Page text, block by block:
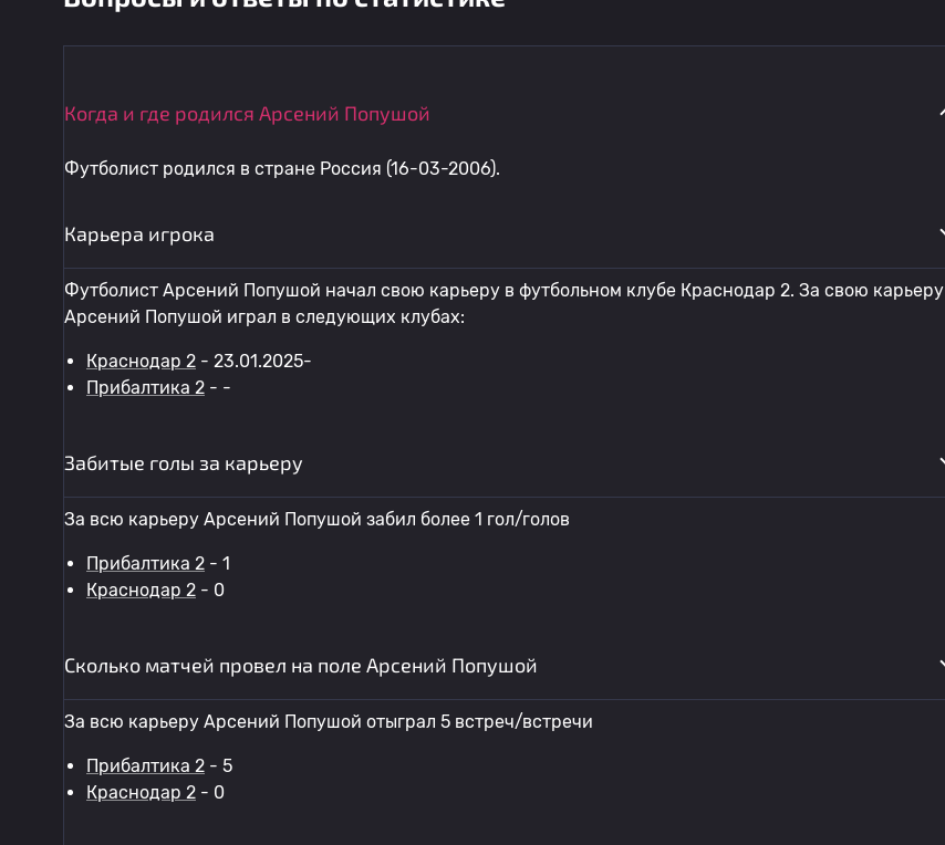
Когда и где родился Арсений Попушой
Футболист родился в стране Россия (16-03-2006).
Карьера игрока
Футболист Арсений Попушой начал свою карьеру в футбольном клубе Краснодар 2. За свою карьеру
Арсений Попушой играл в следующих клубах:
Краснодар 2 - 23.01.2025-
Прибалтика 2 - -
Забитые голы за карьеру
За всю карьеру Арсений Попушой забил более 1 гол/голов
Прибалтика 2 - 1
Краснодар 2 - 0
Сколько матчей провел на поле Арсений Попушой
За всю карьеру Арсений Попушой отыграл 5 встреч/встречи
Прибалтика 2 - 5
Краснодар 2 - 0